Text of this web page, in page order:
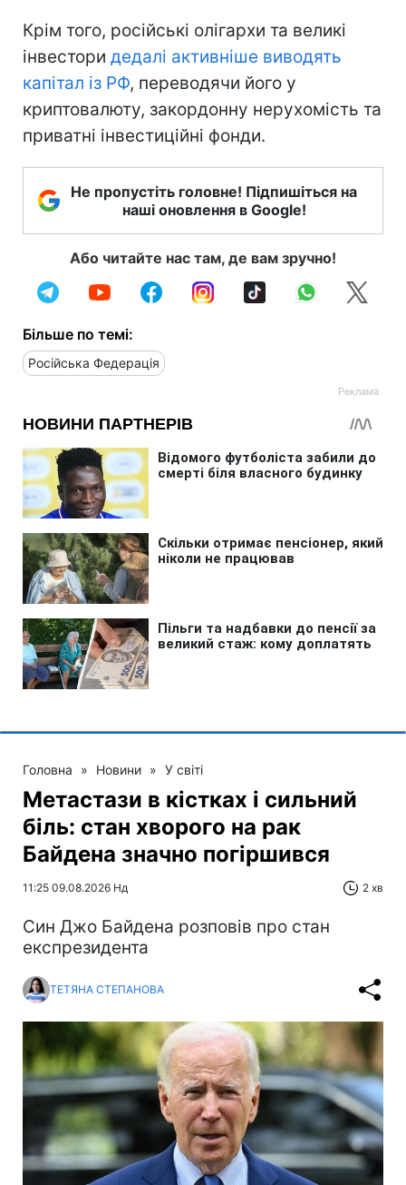
Крім того, російські олігархи та великі
інвестори дедалі активніше виводять
капітал із РФ, переводячи його у
криптовалюту, закордонну нерухомість та
приватні інвестиційні фонди.
Не пропустіть головне! Підпишіться на
наші оновлення в Google!
Або читайте нас там, де вам зручно!
Більше по темі:
Російська Федерація
Головна » Новини » У світі
Метастази в кістках і сильний
біль: стан хворого на рак
Байдена значно погіршився
11:25 09.08.2026 Нд 2 хв
Син Джо Байдена розповів про стан
експрезидента
ТЕТЯНА СТЕПАНОВА